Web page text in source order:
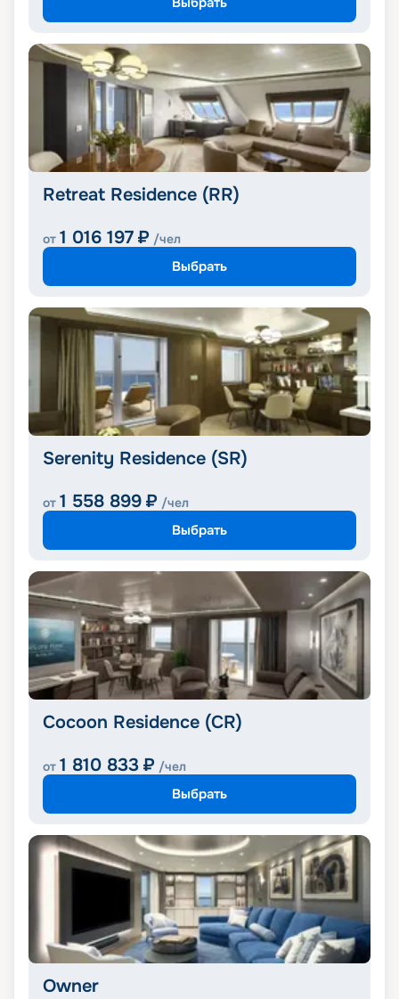
Retreat Residence (RR)
от 1 016 197 ₽ /чел
Выбрать
Serenity Residence (SR)
от 1 558 899 ₽ /чел
Выбрать
Cocoon Residence (CR)
от 1 810 833 ₽ /чел
Выбрать
Owner